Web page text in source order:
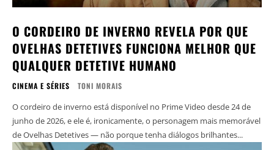
O CORDEIRO DE INVERNO REVELA POR QUE
OVELHAS DETETIVES FUNCIONA MELHOR QUE
QUALQUER DETETIVE HUMANO
CINEMA E SÉRIES TONI MORAIS
O cordeiro de inverno está disponível no Prime Video desde 24 de
junho de 2026, e ele é, ironicamente, o personagem mais memorável
de Ovelhas Detetives — não porque tenha diálogos brilhantes...